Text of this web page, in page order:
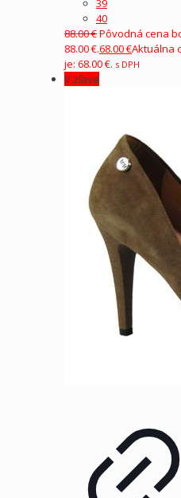
39
40
88.00€Pôvodná cena
88.00 €.68.00€Aktuálna
je: 68.00 €. s DPH
V zľave